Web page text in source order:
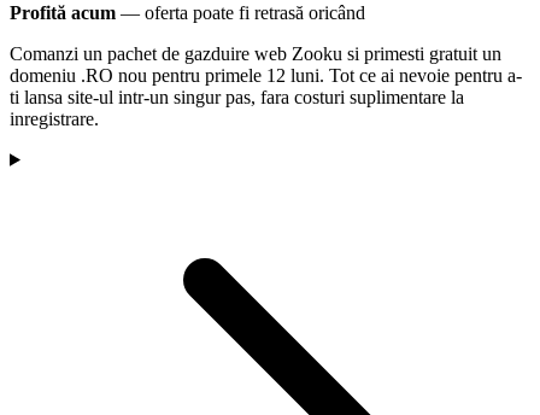
Profită acum — oferta poate fi retrasă oricând
Comanzi un pachet de gazduire web Zooku si primesti gratuit un
domeniu .RO nou pentru primele 12 luni. Tot ce ai nevoie pentru a-
ti lansa site-ul intr-un singur pas, fara costuri suplimentare la
inregistrare.